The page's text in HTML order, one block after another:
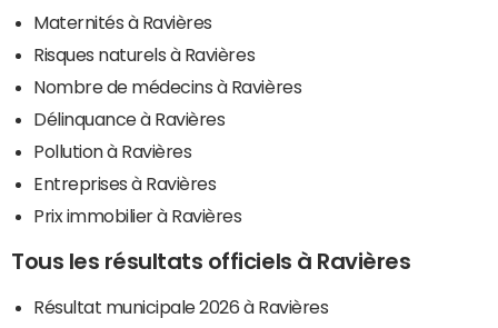
Maternités à Ravières
Risques naturels à Ravières
Nombre de médecins à Ravières
Délinquance à Ravières
Pollution à Ravières
Entreprises à Ravières
Prix immobilier à Ravières
Tous les résultats officiels à Ravières
Résultat municipale 2026 à Ravières